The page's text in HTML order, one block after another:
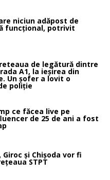
niciun adăpost de
funcțional, potrivit
de legătură dintre
A1, la ieșirea din
Un șofer a lovit o
poliție
ce făcea live pe
de 25 de ani a fost
și Chișoda vor fi
STPT